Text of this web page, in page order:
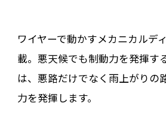
ワイヤーで動かすメカニカルデ
載。悪天候でも制動力を発揮す
は、悪路だけでなく雨上がりの
力を発揮します。